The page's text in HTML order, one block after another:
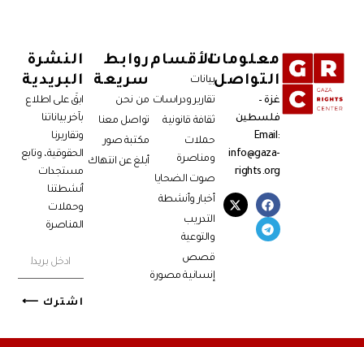
معلومات
التواصل
غزة –
فلسطين
Email:
info@gaza-
rights.org
الأقسام
بيانات
تقارير ودراسات
ثقافة قانونية
حملات
ومناصرة
صوت الضحايا
أخبار وأنشطة
التدريب
والتوعية
قصص
إنسانية مصورة
روابط
سريعة
من نحن
تواصل معنا
مكتبة صور
أبلغ عن انتهاك
النشرة
البريدية
ابقَ على اطلاع
بآخر بياناتنا
وتقاريرنا
الحقوقية، وتابع
مستجدات
أنشطتنا
وحملات
المناصرة
اشترك ⟵